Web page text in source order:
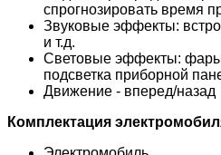
спрогнозировать время
Звуковые эффекты:
и т.д.
Световые эффекты:
подсветка приборной
Движение - вперед/назад
Комплектация